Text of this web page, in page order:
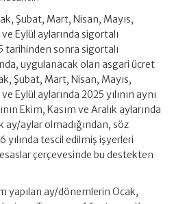
Şubat, Mart, Nisan, Mayıs,
Eylül aylarında sigortalı
tarihinden sonra sigortalı
uygulanacak olan asgari ücret
Şubat, Mart, Nisan, Mayıs,
Eylül aylarında 2025 yılının aynı
Ekim, Kasım ve Aralık aylarında
ay/aylar olmadığından, söz
tescil edilmiş işyerleri
çerçevesinde bu destekten
yapılan ay/dönemlerin Ocak,